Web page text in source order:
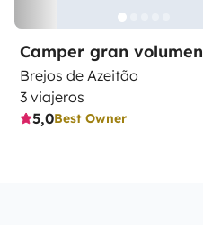
Camper gran volumen
Brejos de Azeitão
3 viajeros
5,0Best Owner